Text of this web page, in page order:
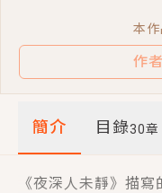
簡介 目錄30章
《夜深人未靜》描
本
作